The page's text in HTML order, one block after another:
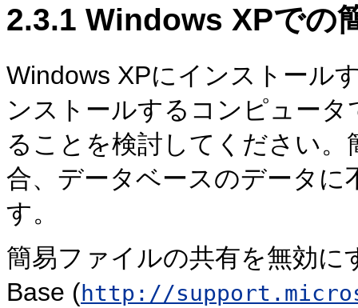
2.3.1 Windows XPでの
Windows XPにインストール
ンストールするコンピュー
ることを検討してください
合、データベースのデータ
す。
簡易ファイルの共有を無効に
Base (http://